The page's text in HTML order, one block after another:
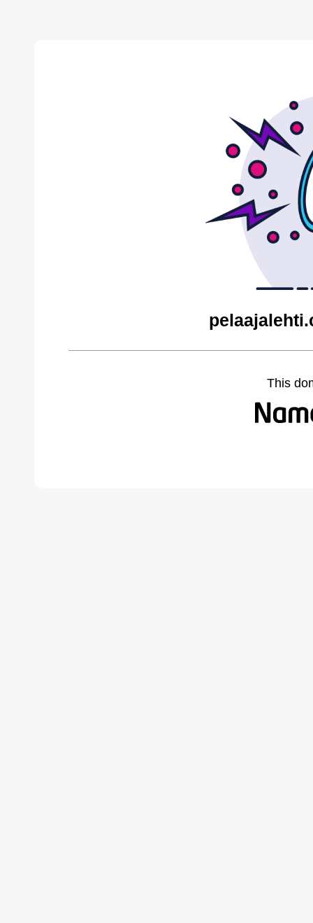
This